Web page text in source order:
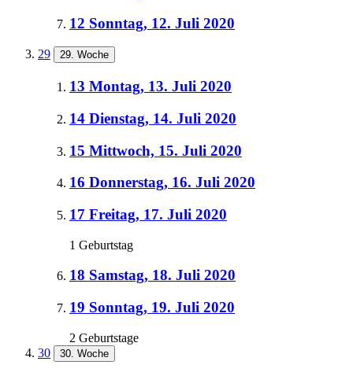
12 Sonntag, 12. Juli 2020
29 29. Woche
13 Montag, 13. Juli 2020
14 Dienstag, 14. Juli 2020
15 Mittwoch, 15. Juli 2020
16 Donnerstag, 16. Juli 2020
17 Freitag, 17. Juli 2020
1 Geburtstag
18 Samstag, 18. Juli 2020
19 Sonntag, 19. Juli 2020
2 Geburtstage
30
30. Woche